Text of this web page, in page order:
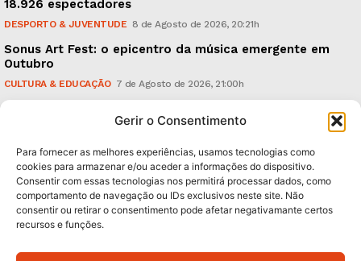
Gerir o Consentimento
Para fornecer as melhores experiências, usamos tecnologias como
cookies para armazenar e/ou aceder a informações do dispositivo.
Consentir com essas tecnologias nos permitirá processar dados, como
comportamento de navegação ou IDs exclusivos neste site. Não
consentir ou retirar o consentimento pode afetar negativamante certos
recursos e funções.
18.926 espectadores
DESPORTO & JUVENTUDE 8 de Agosto de 2026, 20:21h
Sonus Art Fest: o epicentro da música emergente em
Outubro
CULTURA & EDUCAÇÃO 7 de Agosto de 2026, 21:00h
Subscreva Newsletter: